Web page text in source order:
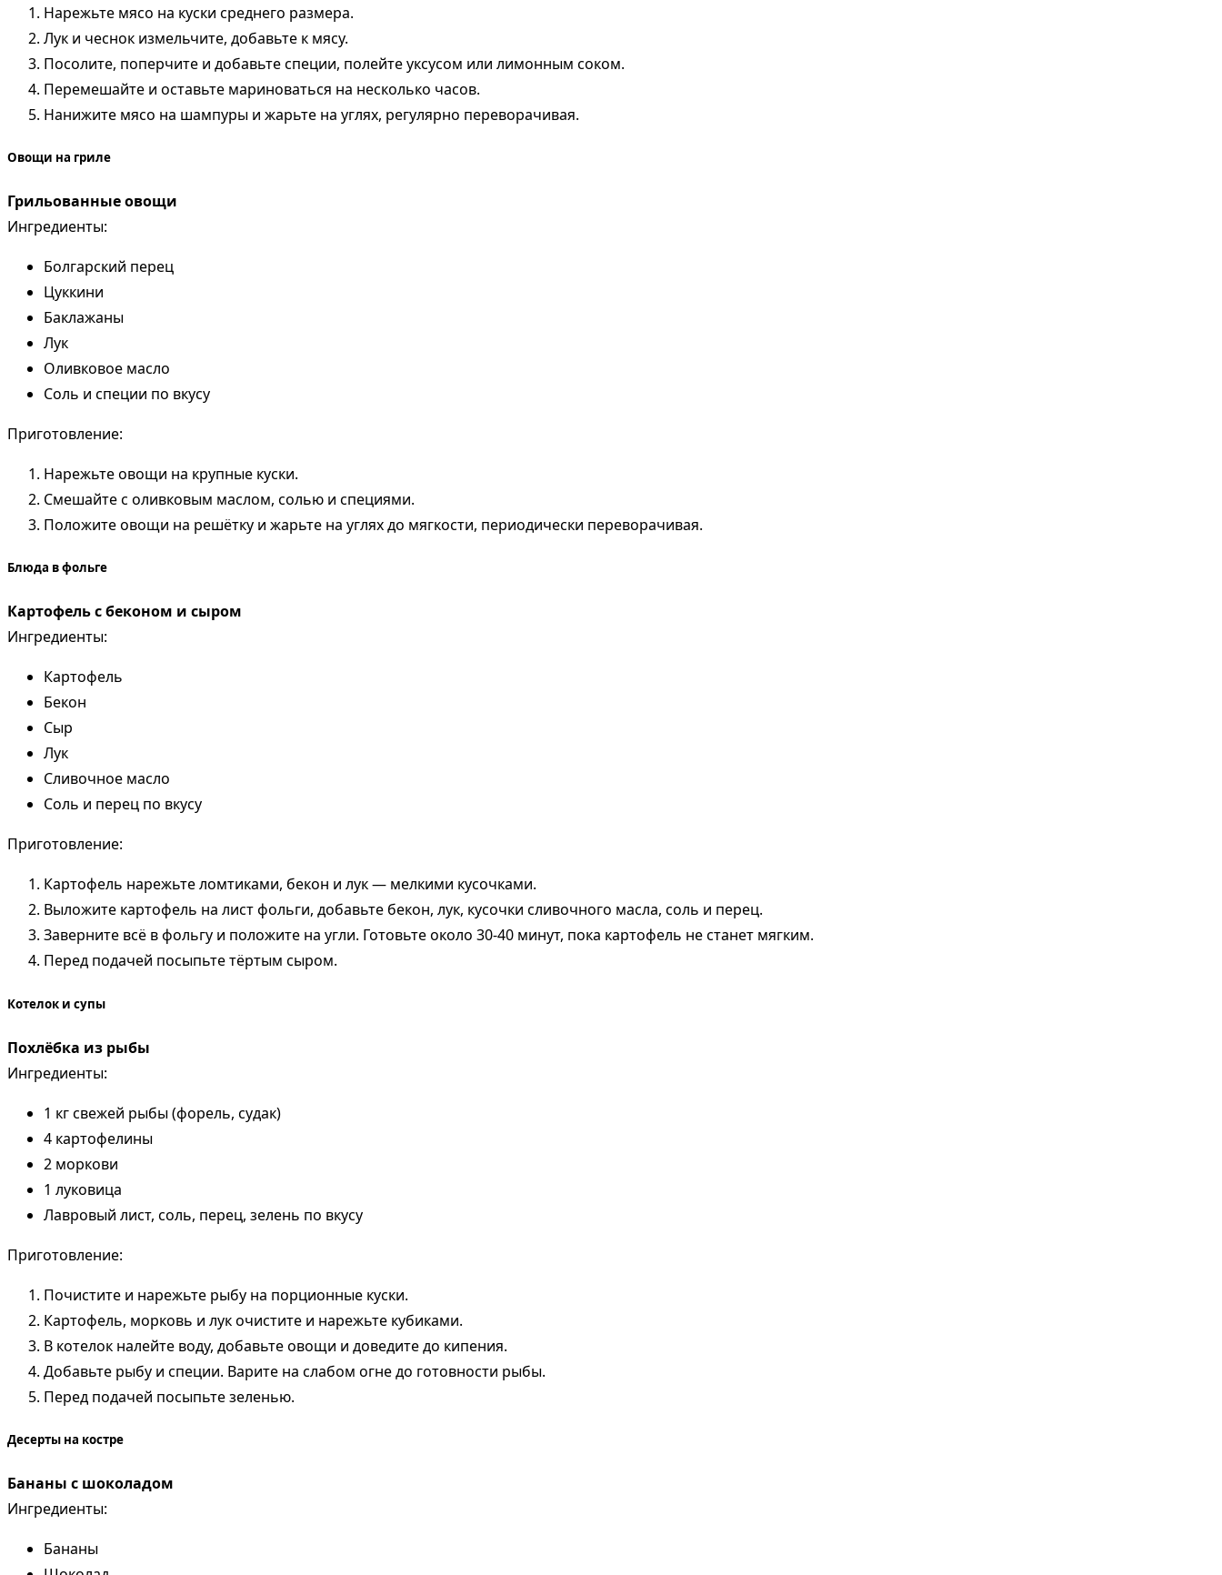
Нарежьте мясо на куски среднего размера.
Лук и чеснок измельчите, добавьте к мясу.
Посолите, поперчите и добавьте специи, полейте уксусом или лимонным соком.
Перемешайте и оставьте мариноваться на несколько часов.
Нанижите мясо на шампуры и жарьте на углях, регулярно переворачивая.
Овощи на гриле
Грильованные овощи
Ингредиенты:
Болгарский перец
Цуккини
Баклажаны
Лук
Оливковое масло
Соль и специи по вкусу
Приготовление:
Нарежьте овощи на крупные куски.
Смешайте с оливковым маслом, солью и специями.
Положите овощи на решётку и жарьте на углях до мягкости, периодически переворачивая.
Блюда в фольге
Картофель с беконом и сыром
Ингредиенты:
Картофель
Бекон
Сыр
Лук
Сливочное масло
Соль и перец по вкусу
Приготовление:
Картофель нарежьте ломтиками, бекон и лук — мелкими кусочками.
Выложите картофель на лист фольги, добавьте бекон, лук, кусочки сливочного масла, соль и перец.
Заверните всё в фольгу и положите на угли. Готовьте около 30-40 минут, пока картофель не станет мягким.
Перед подачей посыпьте тёртым сыром.
Котелок и супы
Похлёбка из рыбы
Ингредиенты:
1 кг свежей рыбы (форель, судак)
4 картофелины
2 моркови
1 луковица
Лавровый лист, соль, перец, зелень по вкусу
Приготовление:
Почистите и нарежьте рыбу на порционные куски.
Картофель, морковь и лук очистите и нарежьте кубиками.
В котелок налейте воду, добавьте овощи и доведите до кипения.
Добавьте рыбу и специи. Варите на слабом огне до готовности рыбы.
Перед подачей посыпьте зеленью.
Десерты на костре
Бананы с шоколадом
Ингредиенты:
Бананы